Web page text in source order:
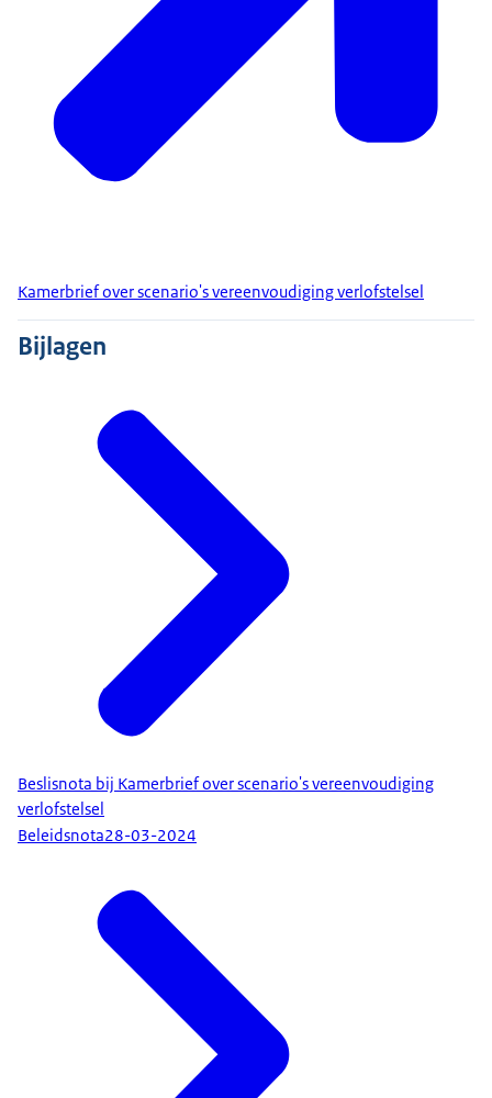
Kamerbrief over scenario's vereenvoudiging verlofstelsel
Bijlagen
Beslisnota bij Kamerbrief over scenario's vereenvoudiging
verlofstelsel
Beleidsnota28-03-2024